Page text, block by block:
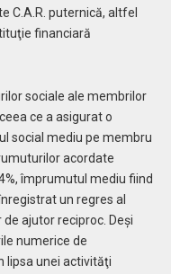
C.A.R. puternică, altfel
financiară
sociale ale membrilor
ce a asigurat o
social mediu pe membru
acordate
împrumutul mediu fiind
un regres al
ajutor reciproc. Deşi
numerice de
lipsa unei activităţi